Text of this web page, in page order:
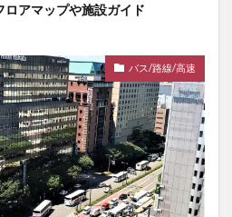
アマップや施設ガイド
バス/路線/高速